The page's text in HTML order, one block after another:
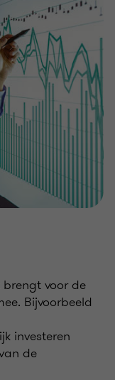
brengt voor de
Bijvoorbeeld
investeren
de